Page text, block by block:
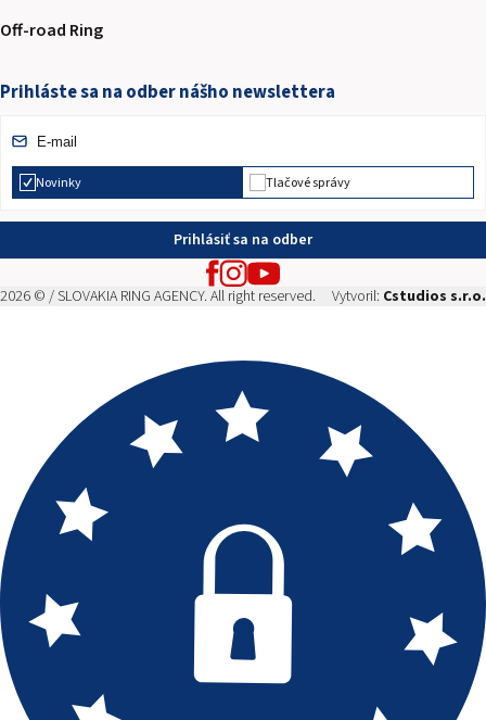
Off-road Ring
Prihláste sa na odber nášho newslettera
Novinky Tlačové správy
Prihlásiť sa na odber
2026 © / SLOVAKIA RING AGENCY. All right reserved. Vytvoril: Cstudios s.r.o.